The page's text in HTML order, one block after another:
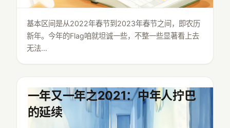
基本区间是从2022年春节到2023年春节之间，即农历
新年。今年的Flag咱就坦诚一些，不整一些显著看上去
无法…
一年又一年之2021：中年人拧巴
的延续